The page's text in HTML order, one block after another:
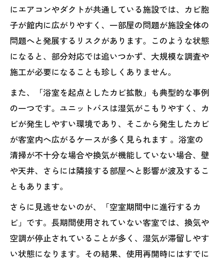
にエアコンやダクトが共通している施設では、カビ胞
子が館内に広がりやすく、一部屋の問題が施設全体の
問題へと発展するリスクがあります。このような状態
になると、部分対応では追いつかず、大規模な調査や
施工が必要になることも珍しくありません。
また、「浴室を起点としたカビ拡散」も典型的な事例
の一つです。ユニットバスは湿気がこもりやすく、カ
ビが発生しやすい環境であり、そこから発生したカビ
が客室内へ広がるケースが多く見られます 。浴室の
清掃が不十分な場合や換気が機能していない場合、壁
や天井、さらには隣接する部屋へと影響が波及するこ
ともあります。
さらに見逃せないのが、「空室期間中に進行するカ
ビ」です。長期間使用されていない客室では、換気や
空調が停止されていることが多く、湿気が滞留しやす
い状態になります。その結果、使用再開時にはすでに